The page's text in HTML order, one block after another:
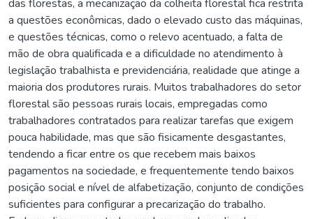
das florestas, a mecanização da colheita florestal fica restrita
a questões econômicas, dado o elevado custo das máquinas,
e questões técnicas, como o relevo acentuado, a falta de
mão de obra qualificada e a dificuldade no atendimento à
legislação trabalhista e previdenciária, realidade que atinge a
maioria dos produtores rurais. Muitos trabalhadores do setor
florestal são pessoas rurais locais, empregadas como
trabalhadores contratados para realizar tarefas que exigem
pouca habilidade, mas que são fisicamente desgastantes,
tendendo a ficar entre os que recebem mais baixos
pagamentos na sociedade, e frequentemente tendo baixos
posição social e nível de alfabetização, conjunto de condições
suficientes para configurar a precarização do trabalho.